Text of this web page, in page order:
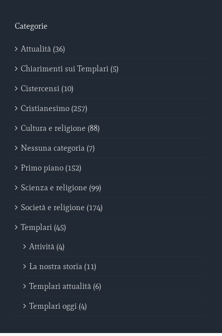
Categorie
Attualità (36)
Chiarimenti sui Templari (5)
Cistercensi (10)
Cristianesimo (257)
Cultura e religione (88)
Nessuna categoria (7)
Primo piano (152)
Scienza e religione (99)
Società e religione (174)
Templari (45)
Attività (4)
La nostra storia (11)
Templari attualità (6)
Templari oggi (4)